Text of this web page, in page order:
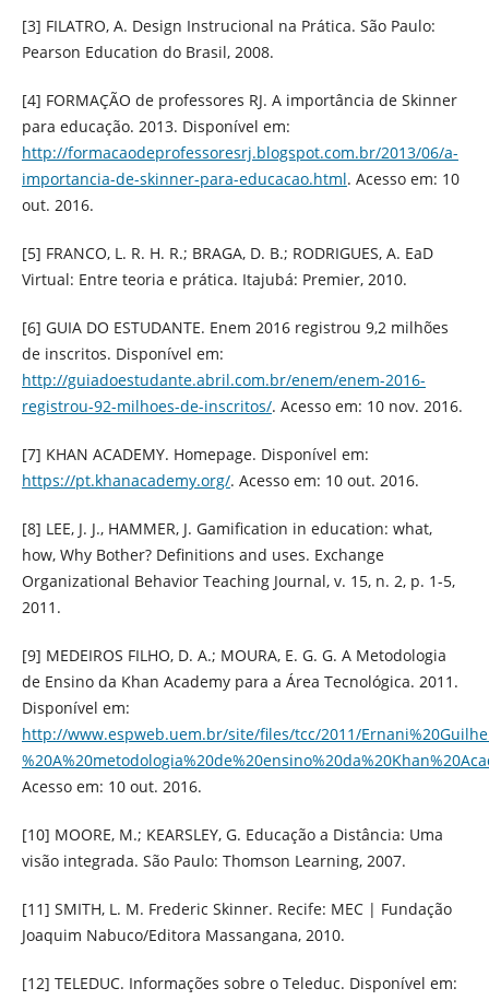
[3] FILATRO, A. Design Instrucional na Prática. São Paulo:
Pearson Education do Brasil, 2008.
[4] FORMAÇÃO de professores RJ. A importância de Skinner
para educação. 2013. Disponível em:
http://formacaodeprofessoresrj.blogspot.com.br/2013/06/a-
importancia-de-skinner-para-educacao.html. Acesso em: 10
out. 2016.
[5] FRANCO, L. R. H. R.; BRAGA, D. B.; RODRIGUES, A. EaD
Virtual: Entre teoria e prática. Itajubá: Premier, 2010.
[6] GUIA DO ESTUDANTE. Enem 2016 registrou 9,2 milhões
de inscritos. Disponível em:
http://guiadoestudante.abril.com.br/enem/enem-2016-
registrou-92-milhoes-de-inscritos/. Acesso em: 10 nov. 2016.
[7] KHAN ACADEMY. Homepage. Disponível em:
https://pt.khanacademy.org/. Acesso em: 10 out. 2016.
[8] LEE, J. J., HAMMER, J. Gamification in education: what,
how, Why Bother? Definitions and uses. Exchange
Organizational Behavior Teaching Journal, v. 15, n. 2, p. 1-5,
2011.
[9] MEDEIROS FILHO, D. A.; MOURA, E. G. G. A Metodologia
de Ensino da Khan Academy para a Área Tecnológica. 2011.
Disponível em:
http://www.espweb.uem.br/site/files/tcc/2011/
Acesso em: 10 out. 2016.
[10] MOORE, M.; KEARSLEY, G. Educação a Distância: Uma
visão integrada. São Paulo: Thomson Learning, 2007.
[11] SMITH, L. M. Frederic Skinner. Recife: MEC | Fundação
Joaquim Nabuco/Editora Massangana, 2010.
[12] TELEDUC. Informações sobre o Teleduc. Disponível em: